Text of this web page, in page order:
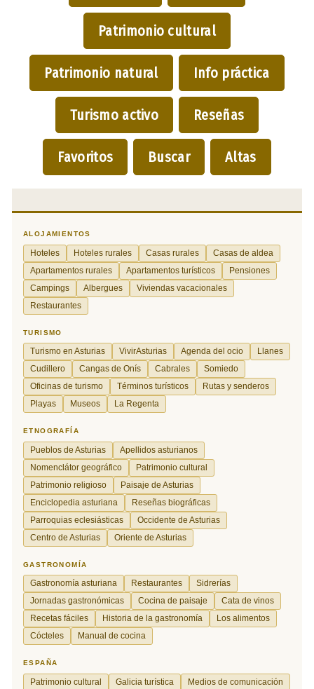
Patrimonio cultural
Patrimonio natural Info práctica
Turismo activo Reseñas
Favoritos Buscar Altas